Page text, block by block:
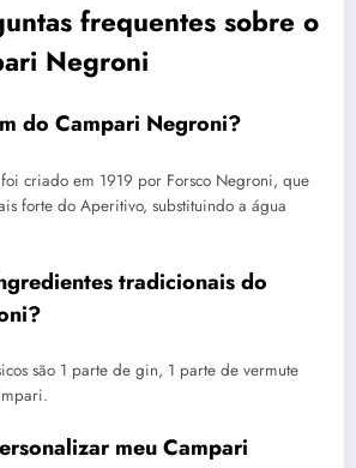
frequentes sobre o
Negroni
do Campari Negroni?
criado em 1919 por Forsco Negroni, que
forte do Aperitivo, substituindo a água
tradicionais do
são 1 parte de gin, 1 parte de vermute
meu Campari